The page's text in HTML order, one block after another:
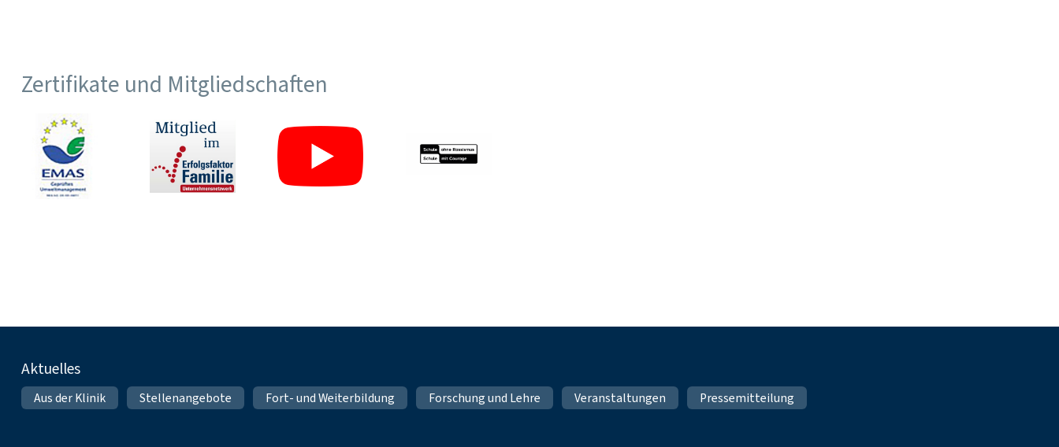
Zertifikate und Mitgliedschaften
Fußnavigation
Aktuelles
Aus der Klinik Stellenangebote Fort- und Weiterbildung Forschung und Lehre Veranstaltungen Pressemitteilung